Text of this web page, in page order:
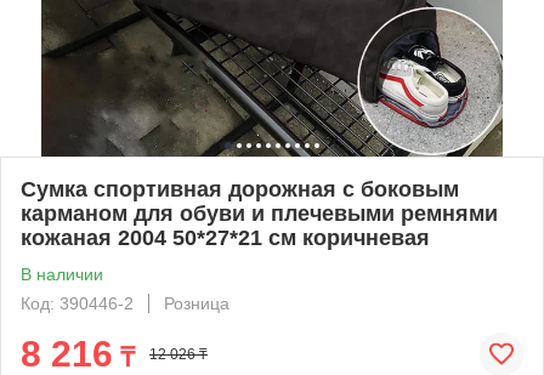
Сумка спортивная дорожная с боковым
карманом для обуви и плечевыми ремнями
кожаная 2004 50*27*21 см коричневая
В наличии
Код: 390446-2
Розница
8 216 ₸ 12 026 ₸